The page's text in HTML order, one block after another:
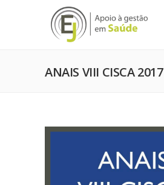
ANAIS VIII CISCA 2017